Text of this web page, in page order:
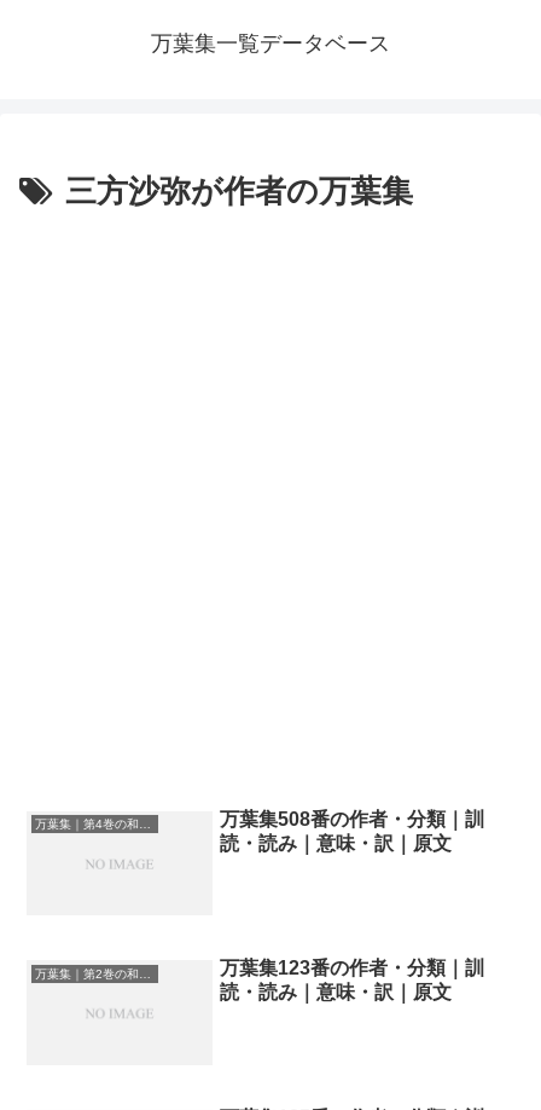
万葉集一覧データベース
三方沙弥が作者の万葉集
万葉集508番の作者・分類｜訓
読・読み｜意味・訳｜原文
万葉集123番の作者・分類｜訓
読・読み｜意味・訳｜原文